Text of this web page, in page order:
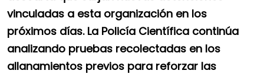
vinculadas a esta organización en los
próximos días. La Policía Científica continúa
analizando pruebas recolectadas en los
allanamientos previos para reforzar las